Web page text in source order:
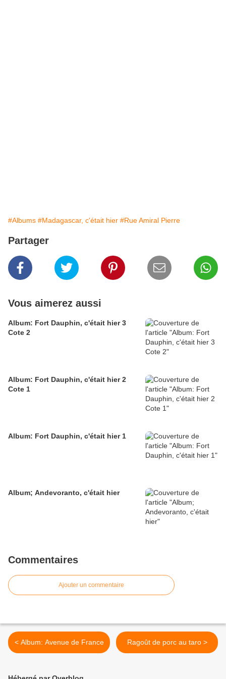
#Albums #Madagascar, c'était hier #Rue Amiral Pierre
Partager
Vous aimerez aussi
Album: Fort Dauphin, c'était hier 3
Cote 2
Album: Fort Dauphin, c'était hier 2
Cote 1
Album: Fort Dauphin, c'était hier 1
Album; Andevoranto, c'était hier
Commentaires
Ajouter un commentaire
< Album: Avenue de France Ragoût de porc au taro >